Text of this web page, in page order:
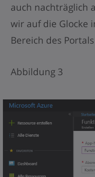
auch nachträglich
wir auf die Glocke
Bereich des
Abbildung 3